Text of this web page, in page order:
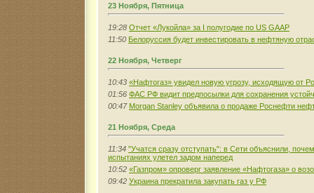
23 Ноября, Пятница
19:28 Отчет «Лукойла» за I полугодие по US GAAP
11:50 Белоруссия будет инвестировать в нефтяную
22 Ноября, Четверг
10:43 «Нафтогаз» увидел новую угрозу, исходящую от
01:56 ФАС РФ видит предпосылки для сохранения
00:47 Morgan Stanley объявила о продаже Роснефти
21 Ноября, Среда
11:34 "Учатся сразу отступать": в Сети объяснили,
испытаниях улетел задом наперед
10:52 «Газпром» опроверг заявление «Нафтогаза» о
09:42 Украина прекратила закупать газ у РФ